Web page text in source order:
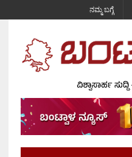
ನಮ್ಮ ಬಗ್ಗೆ